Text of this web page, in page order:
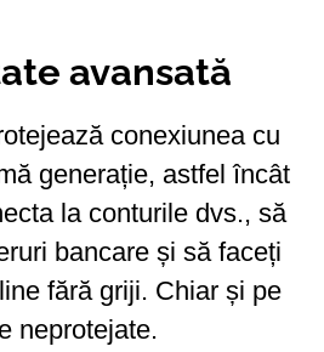
avansată
conexiunea cu
generație, astfel încât
la conturile dvs., să
bancare și să faceți
fără griji. Chiar și pe
neprotejate.